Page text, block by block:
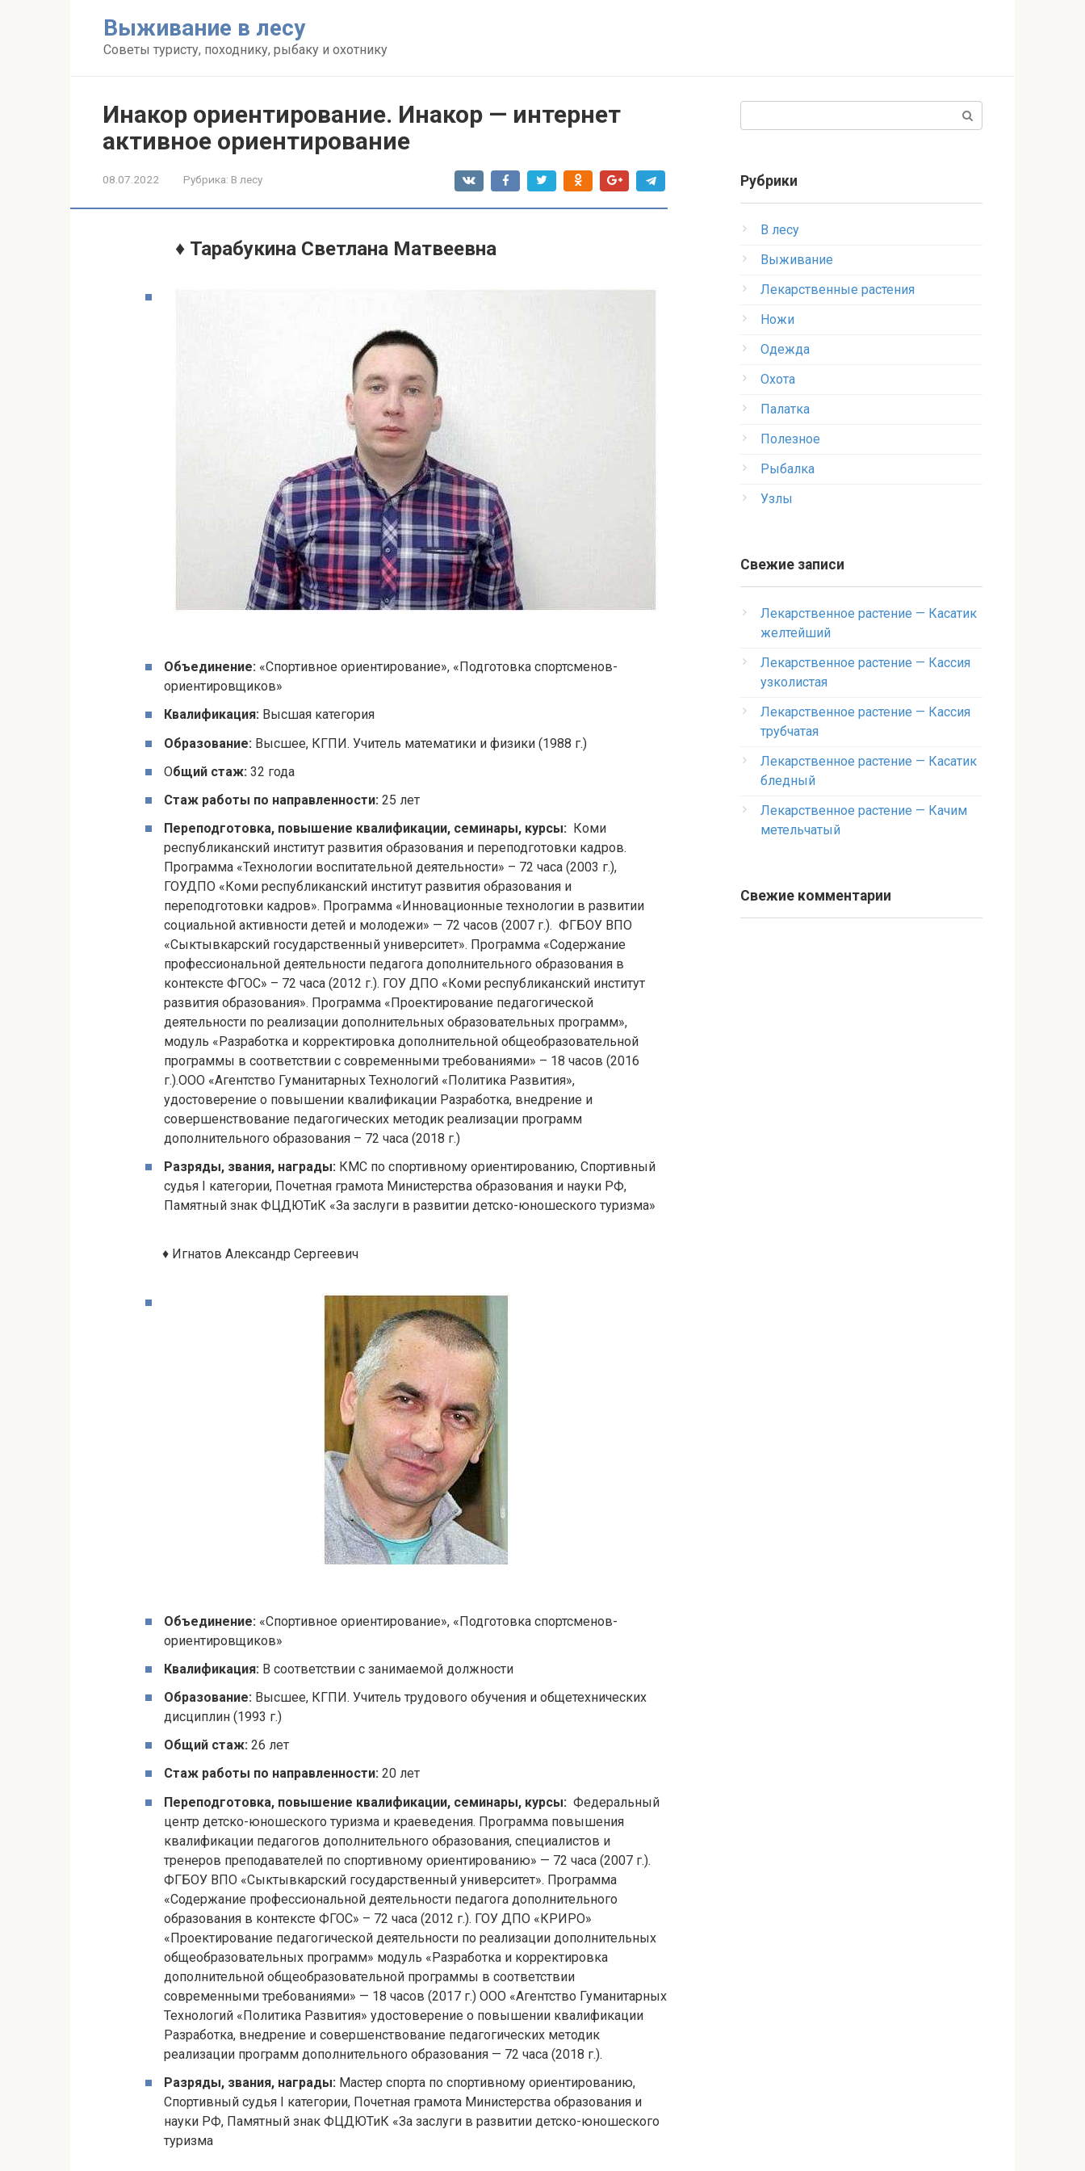
Выживание в лесу
Советы туристу, походнику, рыбаку и охотнику
Инакор ориентирование. Инакор — интернет
активное ориентирование
08.07.2022 Рубрика: В лесу
♦ Тарабукина Светлана Матвеевна
Объединение: «Спортивное ориентирование», «Подготовка спортсменов-
ориентировщиков»
Квалификация: Высшая категория
Образование: Высшее, КГПИ. Учитель математики и физики (1988 г.)
Общий стаж: 32 года
Стаж работы по направленности: 25 лет
Переподготовка, повышение квалификации, семинары, курсы: Коми
республиканский институт развития образования и переподготовки кадров.
Программа «Технологии воспитательной деятельности» – 72 часа (2003 г.),
ГОУДПО «Коми республиканский институт развития образования и
переподготовки кадров». Программа «Инновационные технологии в развитии
социальной активности детей и молодежи» — 72 часов (2007 г.). ФГБОУ ВПО
«Сыктывкарский государственный университет». Программа «Содержание
профессиональной деятельности педагога дополнительного образования в
контексте ФГОС» – 72 часа (2012 г.). ГОУ ДПО «Коми республиканский институт
развития образования». Программа «Проектирование педагогической
деятельности по реализации дополнительных образовательных программ»,
модуль «Разработка и корректировка дополнительной общеобразовательной
программы в соответствии с современными требованиями» – 18 часов (2016
г.).ООО «Агентство Гуманитарных Технологий «Политика Развития»,
удостоверение о повышении квалификации Разработка, внедрение и
совершенствование педагогических методик реализации программ
дополнительного образования – 72 часа (2018 г.)
Разряды, звания, награды: КМС по спортивному ориентированию, Спортивный
судья I категории, Почетная грамота Министерства образования и науки РФ,
Памятный знак ФЦДЮТиК «За заслуги в развитии детско-юношеского туризма»
♦ Игнатов Александр Сергеевич
Объединение: «Спортивное ориентирование», «Подготовка спортсменов-
ориентировщиков»
Квалификация: В соответствии с занимаемой должности
Образование: Высшее, КГПИ. Учитель трудового обучения и общетехнических
дисциплин (1993 г.)
Общий стаж: 26 лет
Стаж работы по направленности: 20 лет
Переподготовка, повышение квалификации, семинары, курсы: Федеральный
центр детско-юношеского туризма и краеведения. Программа повышения
квалификации педагогов дополнительного образования, специалистов и
тренеров преподавателей по спортивному ориентированию» — 72 часа (2007 г.).
ФГБОУ ВПО «Сыктывкарский государственный университет». Программа
«Содержание профессиональной деятельности педагога дополнительного
образования в контексте ФГОС» – 72 часа (2012 г.). ГОУ ДПО «КРИРО»
«Проектирование педагогической деятельности по реализации дополнительных
общеобразовательных программ» модуль «Разработка и корректировка
дополнительной общеобразовательной программы в соответствии
современными требованиями» — 18 часов (2017 г.) ООО «Агентство Гуманитарных
Технологий «Политика Развития» удостоверение о повышении квалификации
Разработка, внедрение и совершенствование педагогических методик
реализации программ дополнительного образования — 72 часа (2018 г.).
Разряды, звания, награды: Мастер спорта по спортивному ориентированию,
Спортивный судья I категории, Почетная грамота Министерства образования и
науки РФ, Памятный знак ФЦДЮТиК «За заслуги в развитии детско-юношеского
туризма
Рубрики
В лесу
Выживание
Лекарственные растения
Ножи
Одежда
Охота
Палатка
Полезное
Рыбалка
Узлы
Свежие записи
Лекарственное растение — Касатик
желтейший
Лекарственное растение — Кассия
узколистая
Лекарственное растение — Кассия
трубчатая
Лекарственное растение — Касатик
бледный
Лекарственное растение — Качим
метельчатый
Свежие комментарии